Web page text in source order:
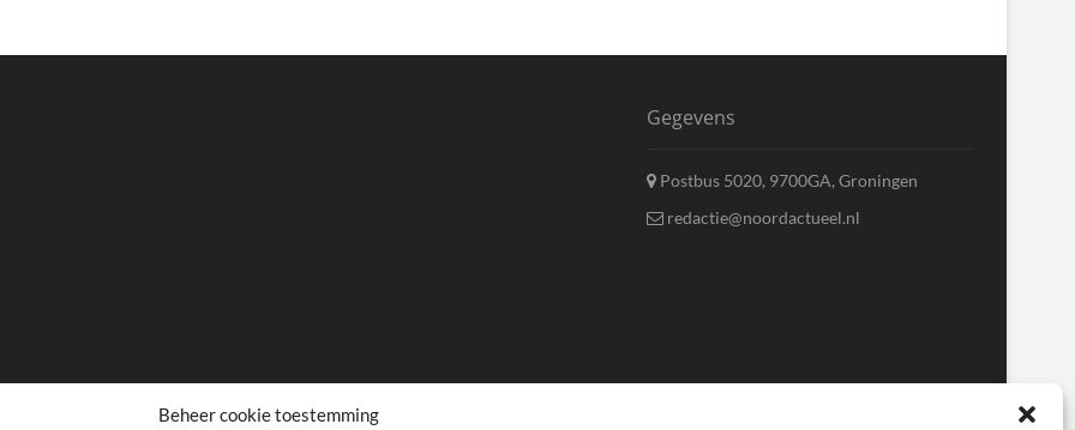
Beheer cookie toestemming
Gegevens
Postbus 5020, 9700GA, Groningen
redactie@noordactueel.nl